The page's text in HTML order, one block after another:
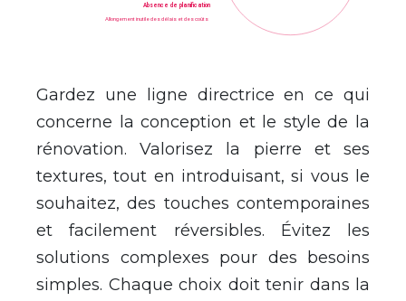
Gardez une ligne directrice en ce qui
concerne la conception et le style de la
rénovation. Valorisez la pierre et ses
textures, tout en introduisant, si vous le
souhaitez, des touches contemporaines
et facilement réversibles. Évitez les
solutions complexes pour des besoins
simples. Chaque choix doit tenir dans la